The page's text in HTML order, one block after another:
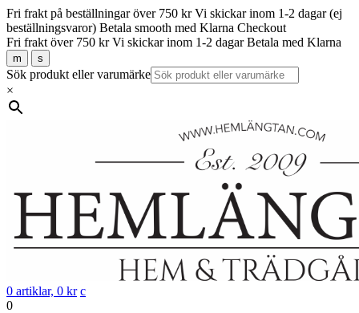
Fri frakt på beställningar över 750 kr Vi skickar inom 1-2 dagar (ej
beställningsvaror) Betala smooth med Klarna Checkout
Fri frakt över 750 kr Vi skickar inom 1-2 dagar Betala med Klarna
m s
Sök produkt eller varumärke
×
0 artiklar, 0 kr c
0